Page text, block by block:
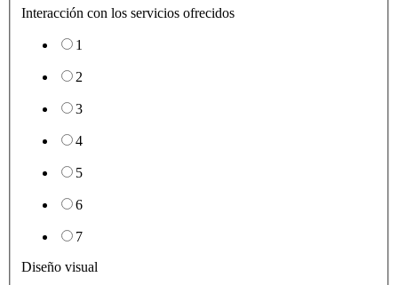
Interacción con los servicios ofrecidos
1
2
3
4
5
6
7
Diseño visual